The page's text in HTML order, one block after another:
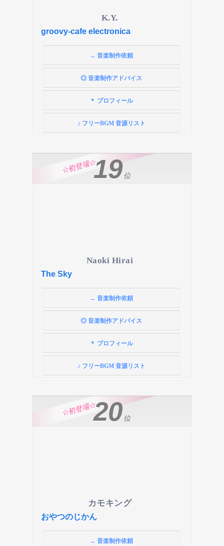
K.Y.
groovy-cafe electronica
→ 音楽制作依頼
◎ 音楽制作アドバイス
＊ プロフィール
♪ フリーBGM 音源リスト
19 位
☆初登場☆
Naoki Hirai
The Sky
→ 音楽制作依頼
◎ 音楽制作アドバイス
＊ プロフィール
♪ フリーBGM 音源リスト
20 位
☆初登場☆
カモキング
おやつのじかん
→ 音楽制作依頼